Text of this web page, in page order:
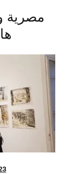
مصرية